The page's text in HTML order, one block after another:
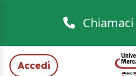
Chiamaci
Accedi